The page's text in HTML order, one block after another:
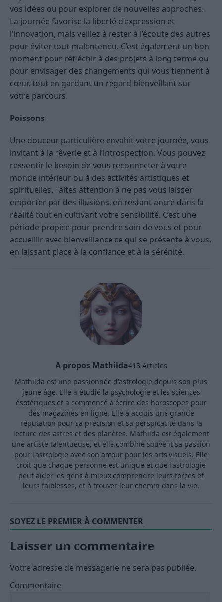
vos idées ou pour explorer de nouvelles approches.
La journée favorise la liberté d’expression et
l’innovation, mais veillez à rester à l’écoute des autres
pour éviter tout malentendu. C’est également un bon
moment pour réfléchir à des projets à long terme ou
pour envisager des changements qui vous tiennent à
cœur, tout en gardant un regard bienveillant sur
votre parcours.
Poissons
Une douceur particulière envahit votre journée, vous
invitant à la rêverie et à l’introspection. Vous pouvez
ressentir le besoin de vous reconnecter à votre
monde intérieur ou à des activités artistiques et
spirituelles. Faites attention à ne pas vous laisser
emporter par des illusions, en restant ancré dans la
réalité tout en cultivant votre sensibilité. C’est une
période propice pour prendre soin de vous et pour
accueillir avec bienveillance ce qui se présente à vous,
en laissant place à la confiance et à la sérénité.
A propos Mathilda413 Articles
Mathilda est une passionnée d'astrologie depuis son plus
jeune âge. Elle a étudié la psychologie et les sciences
ésotériques et a commencé à écrire des horoscopes pour
des magazines en ligne. Elle a acquis une grande
réputation pour sa précision et sa perspicacité dans la
lecture des astres et des planètes. Mathilda est également
une artiste talentueuse, et elle combine souvent sa passion
pour l'astrologie avec son amour pour les arts visuels. Elle
croit que chaque personne est unique et que l'astrologie
peut aider les gens à mieux comprendre leurs forces et
leurs faiblesses, et à trouver leur chemin dans la vie.
SOYEZ LE PREMIER À COMMENTER
Laisser un commentaire
Votre adresse de messagerie ne sera pas publiée.
Commentaire